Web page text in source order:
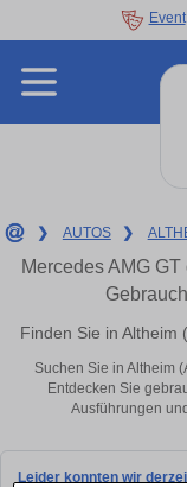
Event
❯ AUTOS ❯
Mercedes AMG
Finden Sie in Altheim
Suchen Sie in Altheim
Entdecken Sie
Ausführungen
Leider konnten wir